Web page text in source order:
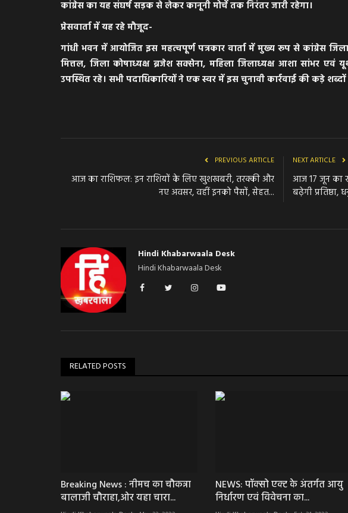
कांग्रेस का यह संघर्ष सड़क से लेकर कानूनी मोर्चे तक निरंतर जारी रहेगा।
​प्रेसवार्ता में यह रहे मौजूद-
​गांधी भवन में आयोजित इस महत्वपूर्ण पत्रकार वार्ता में मुख्य रूप से कांग्रेस
मित्तल, जिला कोषाध्यक्ष ब्रजेश सक्सेना, महिला जिलाध्यक्ष आशा सांभर एवं
उपस्थित रहे। सभी पदाधिकारियों ने एक स्वर में इस चुनावी कार्रवाई की कड़े शब्दों
PREVIOUS ARTICLE
आज का राशिफल: इन राशियों के लिए खुशखबरी, तरक्की और
नए अवसर, वहीं इनको पैसों, सेहत...
NEXT ARTICLE
आज 17 जून का
बढ़ेगी प्रतिष्ठा,
Hindi Khabarwaala Desk
Hindi Khabarwaala Desk
RELATED POSTS
Breaking News : नीमच का चौकन्ना
बालाजी चौराहा,ओर यहा चारा...
NEWS: पॉक्सो एक्ट के अंतर्गत आयु
निर्धारण एवं विवेचना का...